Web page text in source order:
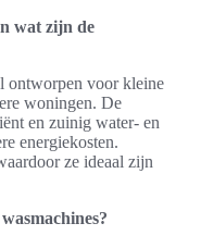
wat zijn de
ontworpen voor kleine
woningen. De
en zuinig water- en
energiekosten.
ze ideaal zijn